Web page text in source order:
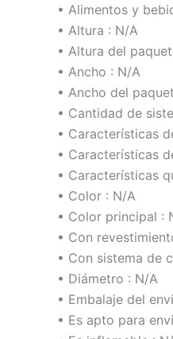
• Alimentos y
• Altura : N/A
• Altura del
• Ancho : N/A
• Ancho del
• Cantidad de
• Características
• Características
• Características
• Color : N/A
• Color principal :
• Con
• Con sistema de
• Diámetro : N/A
• Embalaje del
• Es apto para